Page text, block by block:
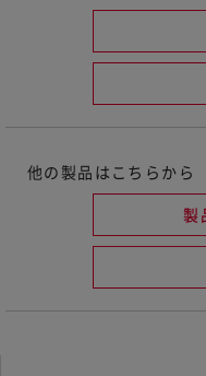
他の製品はこちらから
製